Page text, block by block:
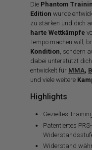
Die Phantom
Edition wurde
zu stärken und dich
harte Wettkämpfe
Tempo machen will,
Kondition, sondern
dabei unterstützt
entwickelt für MMA,
und viele weitere
Highlights
Gezieltes
Patentiertes
Widerstand